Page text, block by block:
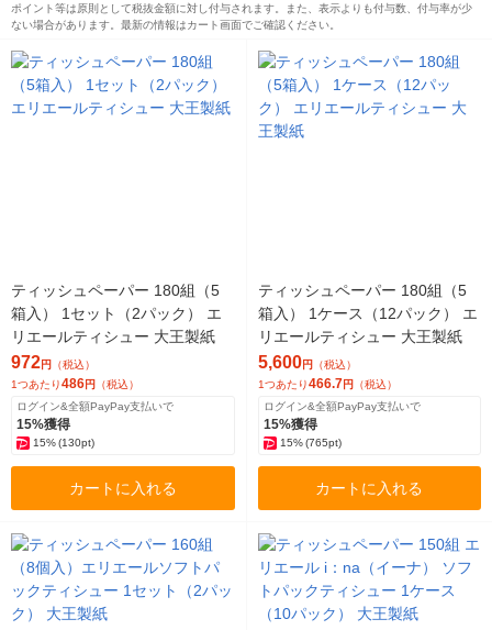
ポイント等は原則として税抜金額に対し付与されます。また、表示よりも付与数、付与率が少
ない場合があります。最新の情報はカート画面でご確認ください。
ティッシュペーパー 180組（5
箱入） 1セット（2パック） エ
リエールティシュー 大王製紙
972円
（税込）
1つあたり486円
（税込）
ログイン&全額PayPay支払いで
15%獲得
15%(130pt)
カートに入れる
ティッシュペーパー 180組（5
箱入） 1ケース（12パック） エ
リエールティシュー 大王製紙
5,600円
（税込）
1つあたり466.7 円
（税込）
ログイン&全額PayPay支払いで
15%獲得
15% (765pt)
カートに入れる